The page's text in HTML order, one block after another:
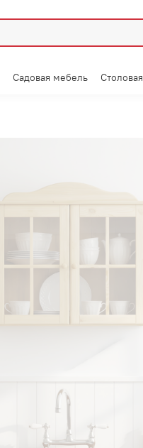
Садовая мебель Столовая